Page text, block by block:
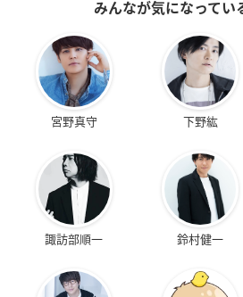
みんなが気になってい
宮野真守 下野紘
諏訪部順一 鈴村健一